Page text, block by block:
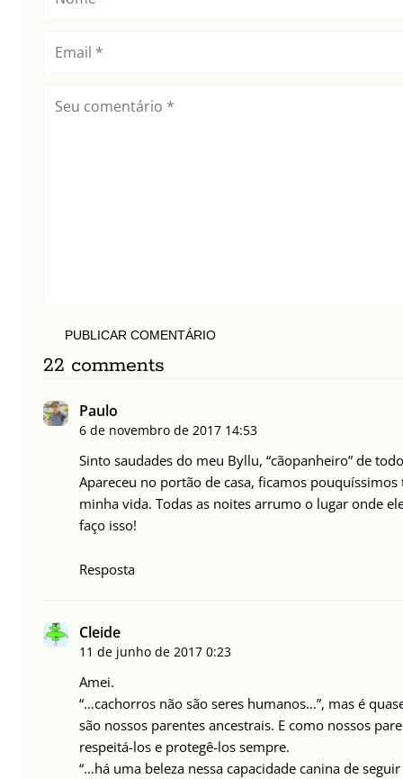
PUBLICAR COMENTÁRIO
22 comments
Paulo
6 de novembro de 2017 14:53
Sinto saudades do meu Byllu, “cãopanheiro” de
Apareceu no portão de casa, ficamos
minha vida. Todas as noites arrumo o lugar onde
faço isso!
Resposta
Cleide
11 de junho de 2017 0:23
Amei.
“…cachorros não são seres humanos…”, mas é
são nossos parentes ancestrais. E como nossos
respeitá-los e protegê-los sempre.
“…há uma beleza nessa capacidade canina de